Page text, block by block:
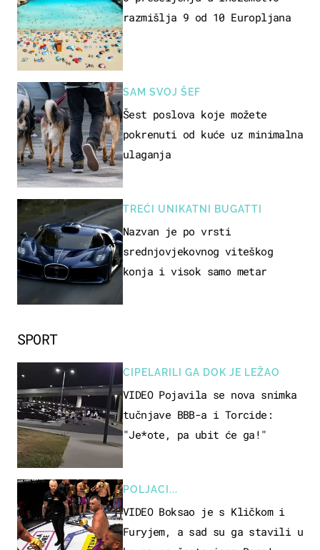
SPORT
CIPELARILI GA DOK JE LEŽAO
VIDEO Pojavila se nova snimka
tučnjave BBB-a i Torcide:
"Je*ote, pa ubit će ga!"
POLJACI...
VIDEO Boksao je s Kličkom i
Furyjem, a sad su ga stavili u
razmišlja 9 od 10 Europljana
SAM SVOJ ŠEF
Šest poslova koje možete
pokrenuti od kuće uz minimalna
ulaganja
TREĆI UNIKATNI BUGATTI
Nazvan je po vrsti
srednjovjekovnog viteškog
konja i visok samo metar